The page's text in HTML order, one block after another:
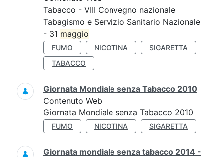
Tabacco - VIII Convegno nazionale
Tabagismo e Servizio Sanitario Nazionale
- 31 maggio
FUMO NICOTINA
SIGARETTA
TABACCO
Giornata Mondiale senza Tabacco 2010
Contenuto Web
Giornata Mondiale senza Tabacco 2010
FUMO NICOTINA SIGARETTA
Giornata mondiale senza tabacco 2014 -